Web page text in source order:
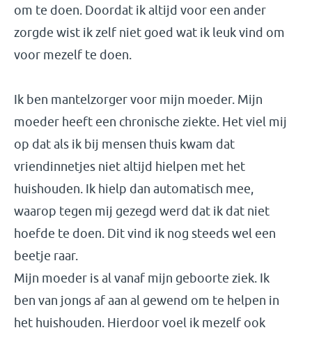
om te doen. Doordat ik altijd voor een ander
zorgde wist ik zelf niet goed wat ik leuk vind om
voor mezelf te doen.
Ik ben mantelzorger voor mijn moeder. Mijn
moeder heeft een chronische ziekte. Het viel mij
op dat als ik bij mensen thuis kwam dat
vriendinnetjes niet altijd hielpen met het
huishouden. Ik hielp dan automatisch mee,
waarop tegen mij gezegd werd dat ik dat niet
hoefde te doen. Dit vind ik nog steeds wel een
beetje raar.
Mijn moeder is al vanaf mijn geboorte ziek. Ik
ben van jongs af aan al gewend om te helpen in
het huishouden. Hierdoor voel ik mezelf ook